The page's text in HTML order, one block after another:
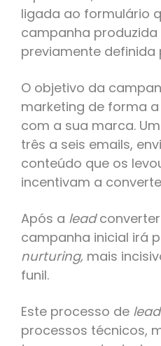
ligada ao formulário
campanha
previamente
O objetivo da
marketing de forma
com a sua marca.
três a seis emails,
conteúdo que os
incentivam a
Após a lead
campanha inicial irá
nurturing, mais
funil.
Este processo de
processos técnicos,